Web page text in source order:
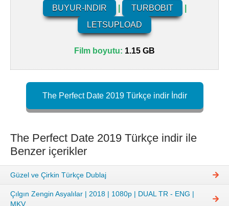
BUYUR-INDIR TURBOBIT
LETSUPLOAD
Film boyutu: 1.15 GB
The Perfect Date 2019 Türkçe indir İndir
The Perfect Date 2019 Türkçe indir ile
Benzer içerikler
Güzel ve Çirkin Türkçe Dublaj
Çılgın Zengin Asyalılar | 2018 | 1080p | DUAL TR - ENG |
MKV